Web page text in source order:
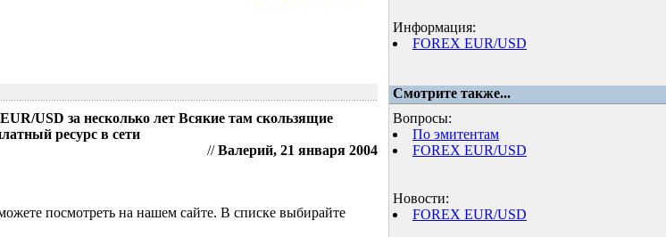
Информация:
FOREX EUR/USD
Смотрите также...
USD за несколько лет Всякие там скользящие
ресурс в сети
//Валерий, 21 января 2004
посмотреть на нашем сайте. В списке выбирайте
Вопросы:
По эмитентам
FOREX EUR/USD
Новости:
FOREX EUR/USD